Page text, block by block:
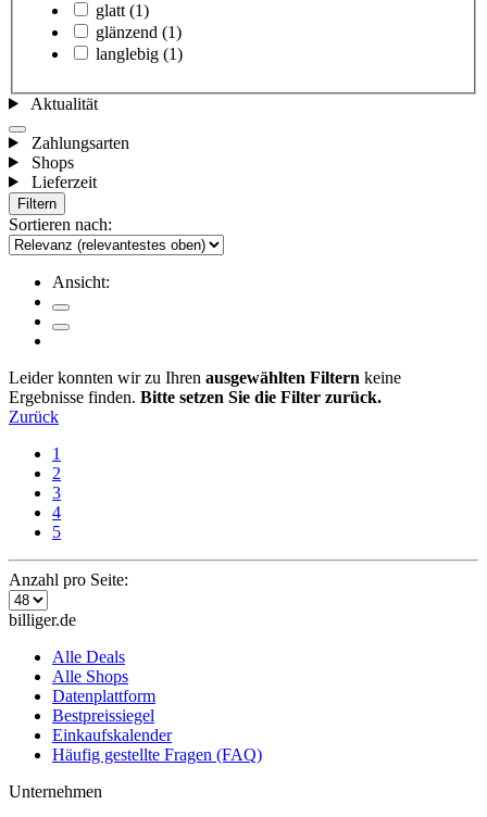
glatt (1)
glänzend (1)
langlebig (1)
Aktualität
Zahlungsarten
Shops
Lieferzeit
Filtern
Sortieren nach:
Ansicht:
Leider konnten wir zu Ihren ausgewählten Filtern keine
Ergebnisse finden. Bitte setzen Sie die Filter zurück.
Zurück
1
2
3
4
5
Anzahl pro Seite:
billiger.de
Alle Deals
Alle Shops
Datenplattform
Bestpreissiegel
Einkaufskalender
Häufig gestellte Fragen (FAQ)
Unternehmen